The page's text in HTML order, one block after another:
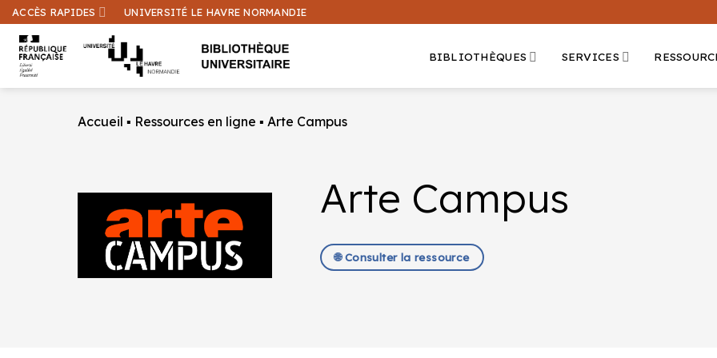
Passer
au
contenu
ACCÈS RAPIDES UNIVERSITÉ LE HAVRE NORMANDIE
BIBLIOTHÈQUES SERVICES
Accueil ▪ Ressources en ligne ▪Arte Campus
Arte Campus
🌐 Consulter la ressource